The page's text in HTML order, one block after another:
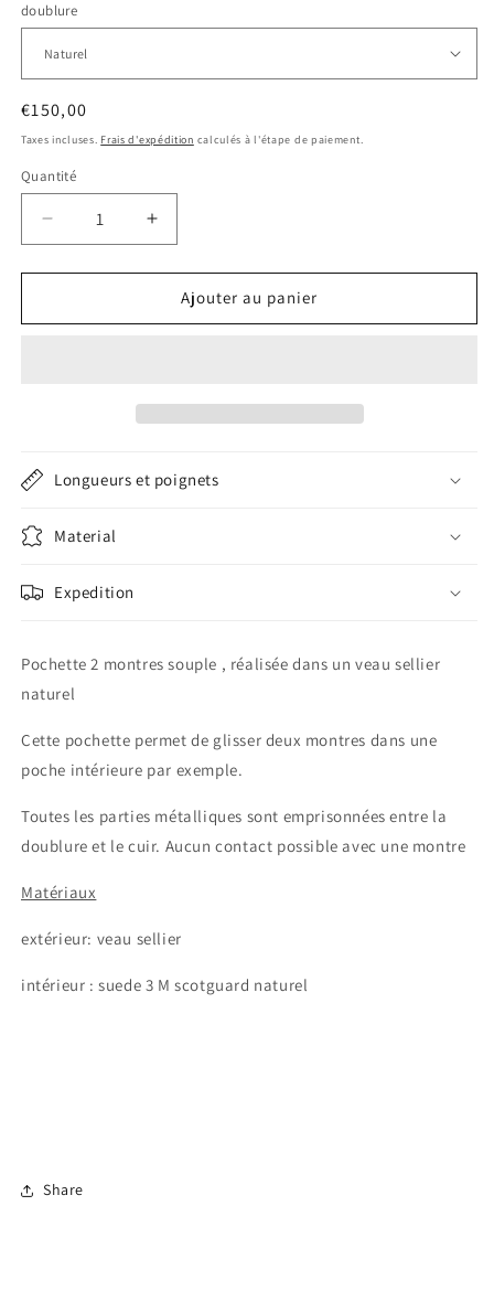
doublure
Prix
habituel
€150,00
Taxes incluses. Frais d'expédition calculés à l'étape de paiement.
Quantité
Quantité
Réduire
la
quantité
Pochette
Augmenter
la
quantité
Pochette
Ajouter au panier
Longueurs et poignets
Material
Expedition
Pochette 2 montres souple , réalisée dans un veau sellier
naturel
Cette pochette permet de glisser deux montres dans une
poche intérieure par exemple.
Toutes les parties métalliques sont emprisonnées entre la
doublure et le cuir. Aucun contact possible avec une montre
Matériaux
extérieur: veau sellier
intérieur : suede 3 M scotguard naturel
Share